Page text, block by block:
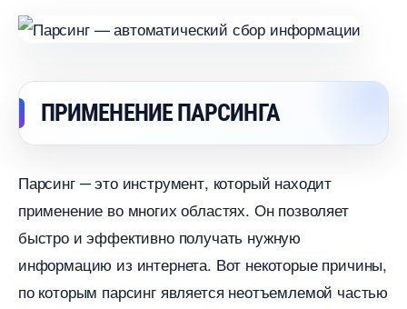
ПРИМЕНЕНИЕ ПАРСИНГА
Парсинг ─ это инструмент, который находит
применение во многих областях.​ Он позволяет
ыстро и эффективно получать нужную
информацию из интернета. Вот некоторые причины,
по которым парсинг является неотъемлемой частью